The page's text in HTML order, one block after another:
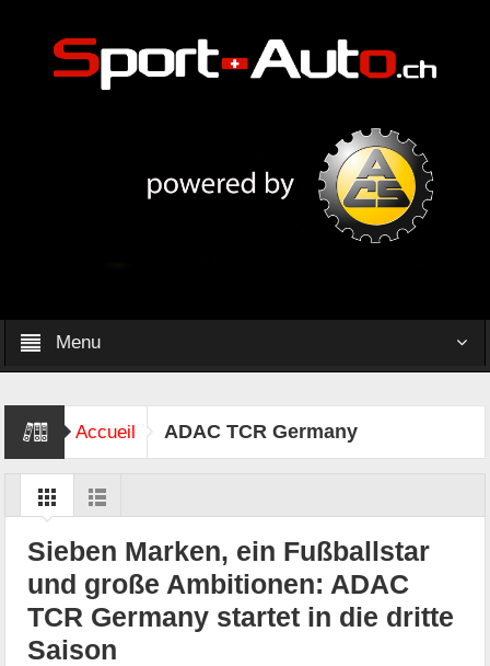
Menu
Accueil ADAC TCR Germany
Sieben Marken, ein Fußballstar
und große Ambitionen: ADAC
TCR Germany startet in die dritte
Saison